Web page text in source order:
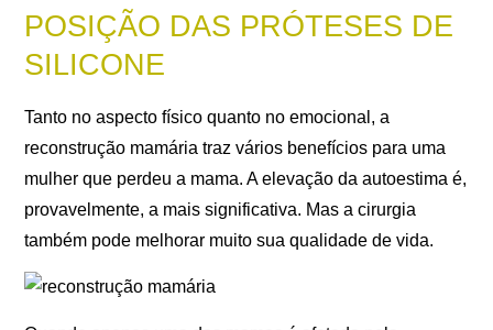
POSIÇÃO DAS PRÓTESES DE
SILICONE
Tanto no aspecto físico quanto no emocional, a
reconstrução mamária traz vários benefícios para uma
mulher que perdeu a mama. A elevação da autoestima é,
provavelmente, a mais significativa. Mas a cirurgia
também pode melhorar muito sua qualidade de vida.